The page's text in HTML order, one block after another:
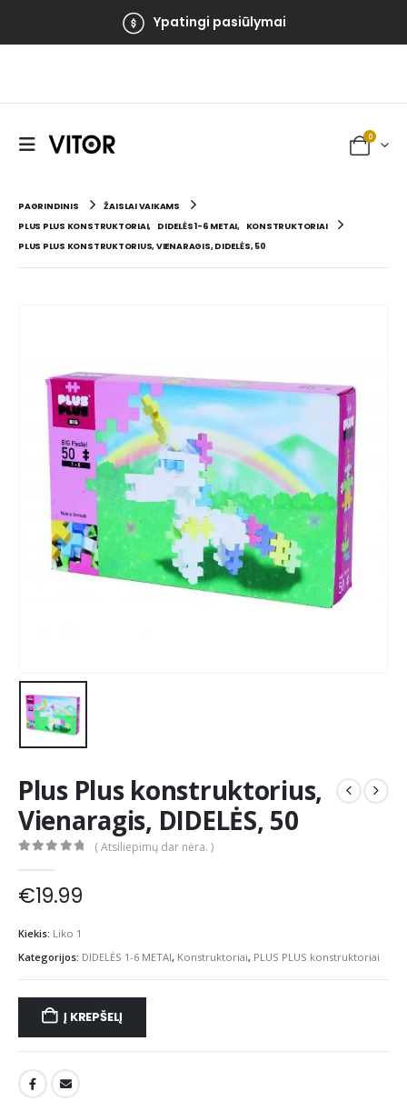
Ypatingi pasiūlymai
0
PAGRINDINIS
ŽAISLAI VAIKAMS
PLUS PLUS KONSTRUKTORIAI, DIDELĖS 1-6 METAI,
KONSTRUKTORIAI
PLUS PLUS KONSTRUKTORIUS, VIENARAGIS, DIDELĖS, 50
Plus Plus konstruktorius,
Vienaragis, DIDELĖS, 50
( Atsiliepimų dar nėra. )
€19.99
Kiekis: Liko 1
Kategorijos: DIDELĖS 1-6 METAI, Konstruktoriai, PLUS PLUS konstruktoriai
Į KREPŠELĮ